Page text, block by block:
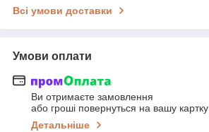
Всі умови доставки
Умови оплати
Ви отримаєте замовлення
або гроші повернуться на вашу картку
Детальніше